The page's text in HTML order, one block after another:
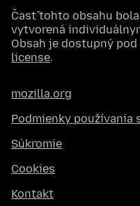
Časť tohto obsahu
vytvorená
Obsah je dostupný
license.
mozilla.org
Podmienky používania
Súkromie
Cookies
Kontakt